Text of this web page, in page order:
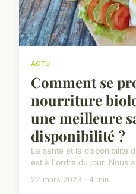
ACTU
Comment se
nourriture
une meilleure
disponibilité ?
La santé et la disponibilité
est à l'ordre du jour. Nous
22 mars 2023 · 4 min